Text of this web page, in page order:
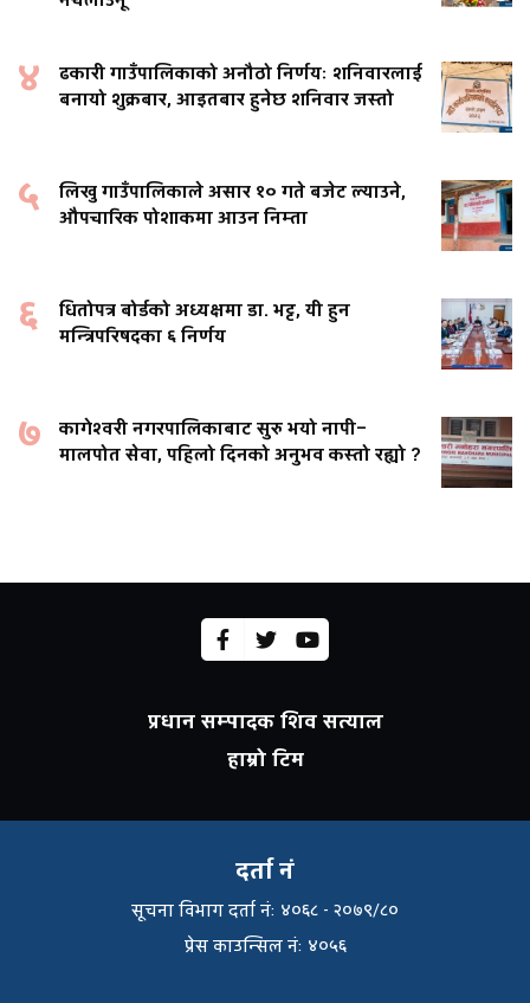
४
ढकारी गाउँपालिकाको अनौठो निर्णयः शनिवारलाई
बनायो शुक्रबार, आइतबार हुनेछ शनिवार जस्तो
५
लिखु गाउँपालिकाले असार १० गते बजेट ल्याउने,
औपचारिक पोशाकमा आउन निम्ता
६
धितोपत्र बोर्डको अध्यक्षमा डा. भट्ट, यी हुन
मन्त्रिपरिषदका ६ निर्णय
७
कागेश्वरी नगरपालिकाबाट सुरु भयो नापी–
मालपोत सेवा, पहिलो दिनको अनुभव कस्तो रह्यो ?
प्रधान सम्पादक शिव सत्याल
हाम्रो टिम
दर्ता नं
सूचना विभाग दर्ता नंः ४०६८ - २०७९/८०
प्रेस काउन्सिल नंः ४०५६